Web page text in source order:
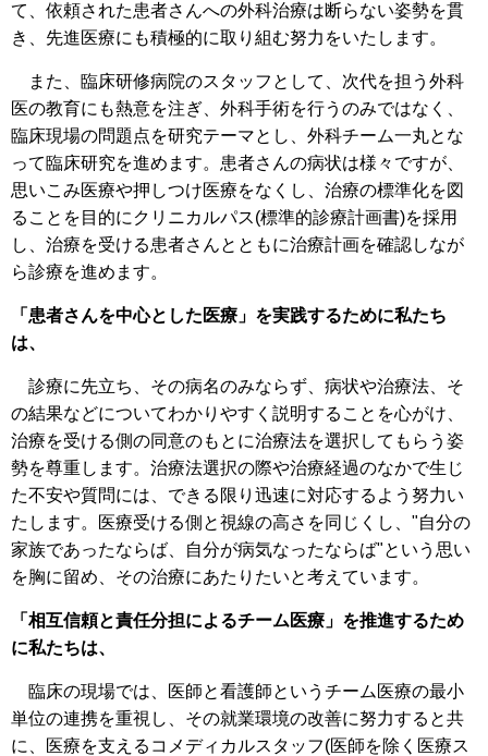
て、依頼された患者さんへの外科治療は断らない姿勢を貫
き、先進医療にも積極的に取り組む努力をいたします。
また、臨床研修病院のスタッフとして、次代を担う外科
医の教育にも熱意を注ぎ、外科手術を行うのみではなく、
臨床現場の問題点を研究テーマとし、外科チーム一丸とな
って臨床研究を進めます。患者さんの病状は様々ですが、
思いこみ医療や押しつけ医療をなくし、治療の標準化を図
ることを目的にクリニカルパス(標準的診療計画書)を採用
し、治療を受ける患者さんとともに治療計画を確認しなが
ら診療を進めます。
「患者さんを中心とした医療」を実践するために私たち
は、
診療に先立ち、その病名のみならず、病状や治療法、そ
の結果などについてわかりやすく説明することを心がけ、
治療を受ける側の同意のもとに治療法を選択してもらう姿
勢を尊重します。治療法選択の際や治療経過のなかで生じ
た不安や質問には、できる限り迅速に対応するよう努力い
たします。医療受ける側と視線の高さを同じくし、"自分の
家族であったならば、自分が病気なったならば"という思い
を胸に留め、その治療にあたりたいと考えています。
「相互信頼と責任分担によるチーム医療」を推進するため
に私たちは、
臨床の現場では、医師と看護師というチーム医療の最小
単位の連携を重視し、その就業環境の改善に努力すると共
に、医療を支えるコメディカルスタッフ(医師を除く医療ス